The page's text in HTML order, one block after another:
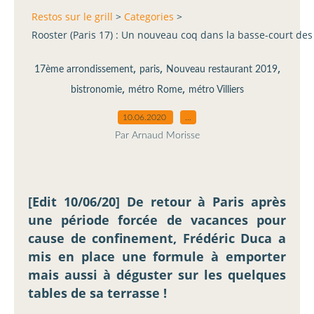
Restos sur le grill > Categories >
Rooster (Paris 17) : Un nouveau coq dans la basse-court
17ème arrondissement, paris, Nouveau restaurant 2019,
bistronomie, métro Rome, métro Villiers
10.06.2020
Par Arnaud Morisse
[Edit 10/06/20] De retour à Paris après
une période forcée de vacances pour
cause de confinement, Frédéric Duca a
mis en place une formule à emporter
mais aussi à déguster sur les quelques
tables de sa terrasse !